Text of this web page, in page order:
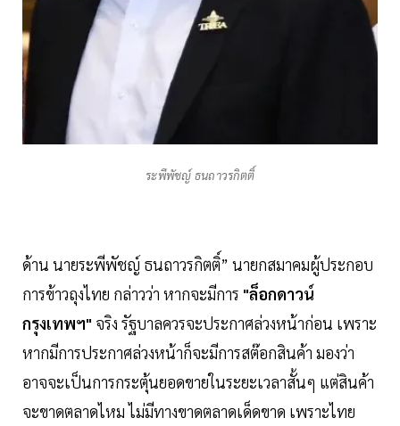
ระพีพัชญ์ ธนถาวรกิตติ์
ด้าน นายระพีพัชญ์ ธนถาวรกิตติ์” นายกสมาคมผู้ประกอบ
การข้าวถุงไทย กล่าวว่า หากจะมีการ "ล็อกดาวน์
กรุงเทพฯ" จริง รัฐบาลควรจะประกาศล่วงหน้าก่อน เพราะ
หากมีการประกาศล่วงหน้าก็จะมีการสต๊อกสินค้า มองว่า
อาจจะเป็นการกระตุ้นยอดขายในระยะเวลาสั้นๆ แต่สินค้า
จะขาดตลาดไหม ไม่มีทางขาดตลาดเด็ดขาด เพราะไทย